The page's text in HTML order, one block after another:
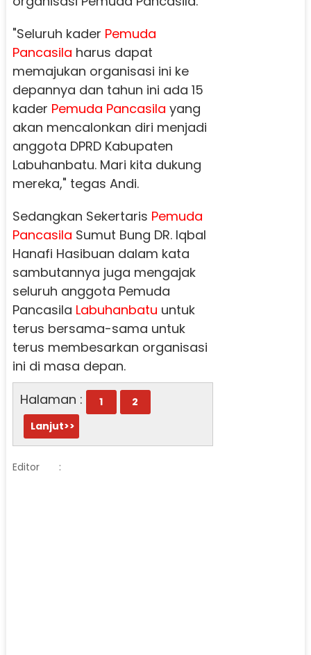
"Seluruh kader Pemuda
Pancasila harus dapat
memajukan organisasi ini ke
depannya dan tahun ini ada 15
kader Pemuda Pancasila yang
akan mencalonkan diri menjadi
anggota DPRD Kabupaten
Labuhanbatu. Mari kita dukung
mereka," tegas Andi.
Sedangkan Sekertaris Pemuda
Pancasila Sumut Bung DR. Iqbal
Hanafi Hasibuan dalam kata
sambutannya juga mengajak
seluruh anggota Pemuda
Pancasila Labuhanbatu untuk
terus bersama-sama untuk
terus membesarkan organisasi
ini di masa depan.
Halaman :
1
2
Lanjut>>
Editor :